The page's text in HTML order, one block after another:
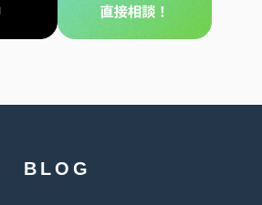
BLOG